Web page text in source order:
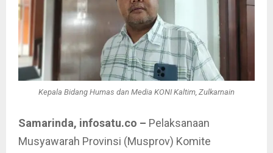
Kepala Bidang Humas dan Media KONI Kaltim, Zulkarnain
Samarinda, infosatu.co – Pelaksanaan
Musyawarah Provinsi (Musprov) Komite